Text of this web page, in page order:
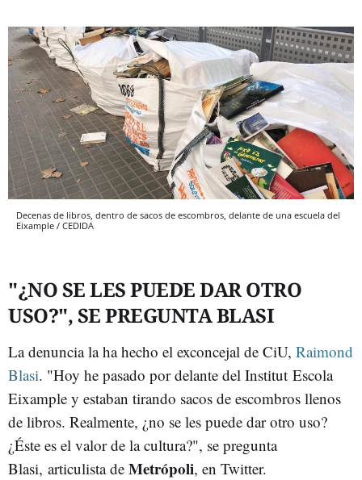
Decenas de libros, dentro de sacos de escombros, delante de una escuela del
Eixample / CEDIDA
"¿NO SE LES PUEDE DAR OTRO
USO?", SE PREGUNTA BLASI
La denuncia la ha hecho el exconcejal de CiU, Raimond
Blasi. "Hoy he pasado por delante del Institut Escola
Eixample y estaban tirando sacos de escombros llenos
de libros. Realmente, ¿no se les puede dar otro uso?
¿Éste es el valor de la cultura?", se pregunta
Blasi, articulista de Metrópoli, en Twitter.